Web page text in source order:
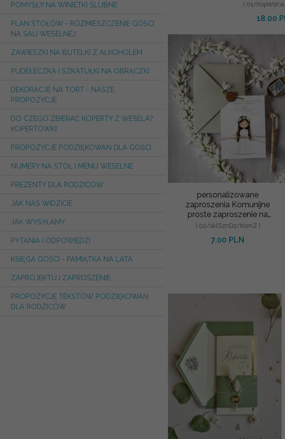
POMYSŁY NA WINIETKI ŚLUBNE
PLAN STOŁÓW - ROZMIESZCZENIE GOŚCI
NA SALI WESELNEJ
ZAWIESZKI NA BUTELKI Z ALKOHOLEM
PUDEŁECZKA I SZKATUŁKI NA OBRĄCZKI
DEKORACJE NA TORT - NASZE
PROPOZYCJE
DO CZEGO ZBIERAĆ KOPERTY Z WESELA?
KOPERTÓWKI
PROPOZYCJE PODZIĘKOWAŃ DLA GOŚCI
NUMERY NA STÓŁ I MENU WESELNE
PREZENTY DLA RODZICÓW
JAK NAS WIDZICIE
JAK WYSYŁAMY
PYTANIA I ODPOWIEDZI
KSIĘGA GOŚCI - PAMIĄTKA NA LATA
ZAPROJEKTUJ ZAPROSZENIE
PROPOZYCJE TEKSTÓW PODZIĘKOWAŃ
DLA RODZICÓW
( 01/
18.00
personalizowane
zaproszenia Komunijne
proste zaproszenie na
komunię zaproszenia na
( 02/sklSznDz/KomZ )
7.00 PLN